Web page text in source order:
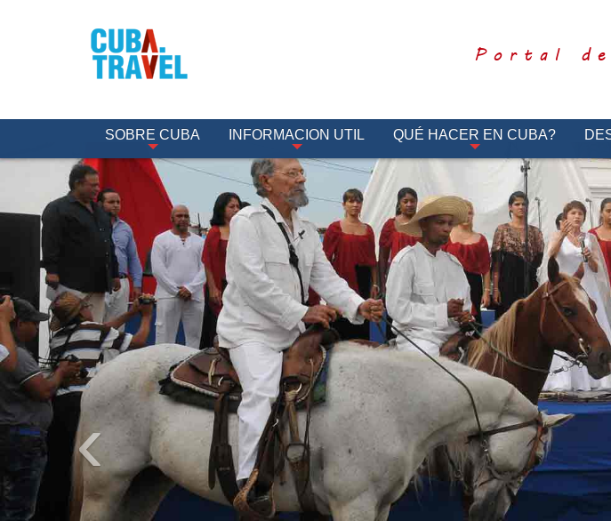
Portal
SOBRE CUBA INFORMACION UTIL QUÉ HACER EN CUBA?
‹